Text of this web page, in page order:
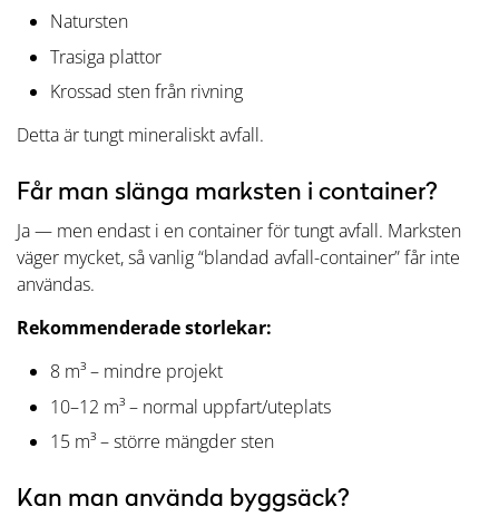
Natursten
Trasiga plattor
Krossad sten från rivning
Detta är tungt mineraliskt avfall.
Får man slänga marksten i container?
Ja — men endast i en container för tungt avfall. Marksten
väger mycket, så vanlig “blandad avfall-container” får inte
användas.
Rekommenderade storlekar:
8 m³ – mindre projekt
10–12 m³ – normal uppfart/uteplats
15 m³ – större mängder sten
Kan man använda byggsäck?